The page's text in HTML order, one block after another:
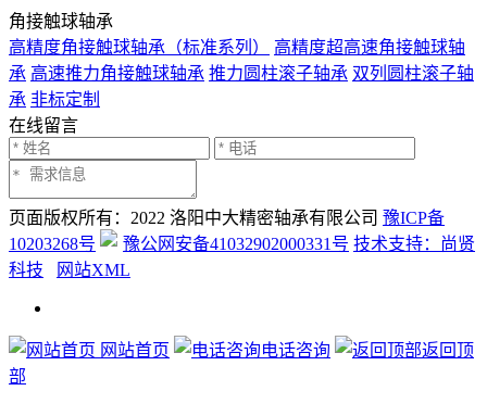
角接触球轴承
高精度角接触球轴承（标准系列）
高精度超高速角接触球轴
承 高速推力角接触球轴承 推力圆柱滚子轴承 双列圆柱滚子轴
承 非标定制
在线留言
页面版权所有：2022 洛阳中大精密轴承有限公司 豫ICP备
10203268号
豫公网安备41032902000331号 技术支持：尚贤
科技
网站XML
网站首页 电话咨询
返回顶
部